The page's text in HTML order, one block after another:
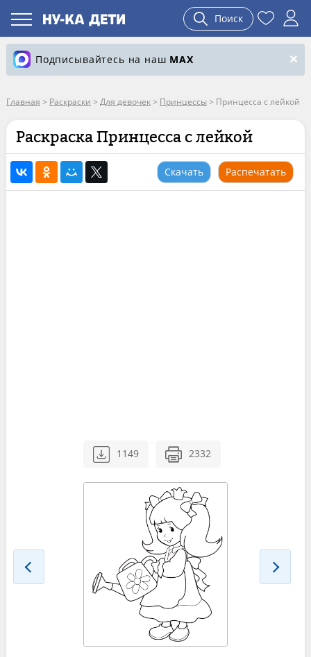
Поиск
Подписывайтесь на наш MAX
Главная > Раскраски > Для девочек> Принцессы > Принцесса с лейкой
Раскраска Принцесса с лейкой
Скачать Распечатать
1149 2332